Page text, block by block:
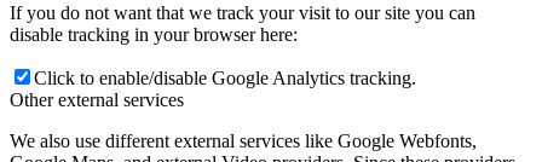
If you do not want that we track your visit to our site you can
disable tracking in your browser here:
Click to enable/disable Google Analytics tracking.
Other external services
We also use different external services like Google Webfonts,